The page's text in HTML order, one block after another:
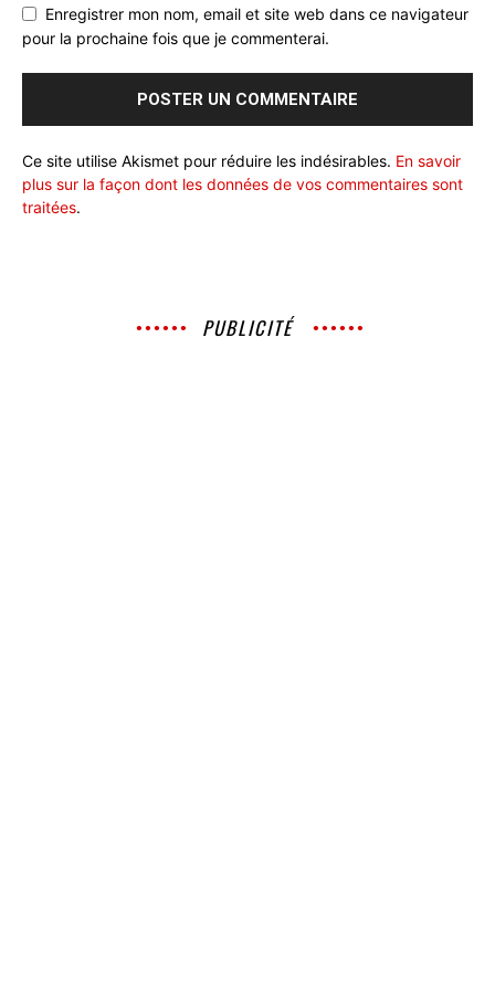
Enregistrer mon nom, email et site web dans ce navigateur
pour la prochaine fois que je commenterai.
Ce site utilise Akismet pour réduire les indésirables. En savoir
plus sur la façon dont les données de vos commentaires sont
traitées.
PUBLICITÉ